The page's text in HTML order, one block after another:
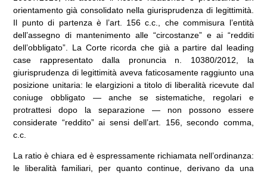
orientamento già consolidato nella giurisprudenza di legittimità.
Il punto di partenza è l’art. 156 c.c., che commisura l’entità
dell’assegno di mantenimento alle “circostanze” e ai “redditi
dell’obbligato”. La Corte ricorda che già a partire dal leading
case rappresentato dalla pronuncia n. 10380/2012, la
giurisprudenza di legittimità aveva faticosamente raggiunto una
posizione unitaria: le elargizioni a titolo di liberalità ricevute dal
coniuge obbligato — anche se sistematiche, regolari e
protrattesi dopo la separazione — non possono essere
considerate “reddito” ai sensi dell’art. 156, secondo comma,
c.c.
La ratio è chiara ed è espressamente richiamata nell’ordinanza:
le liberalità familiari, per quanto continue, derivano da una